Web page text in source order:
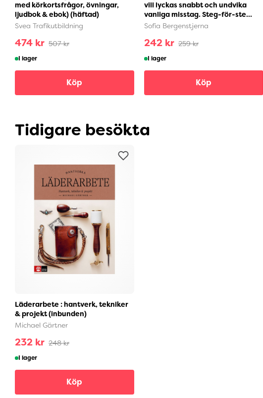
med körkortsfrågor, övningar,
ljudbok & ebok) (häftad)
Svea Trafikutbildning
474 kr 507 kr
I lager
Köp
vill lyckas snabbt och undvika
vanliga misstag. Steg-för-ste...
Sofia Bergenstjerna
242 kr 259 kr
I lager
Köp
Tidigare besökta
Läderarbete : hantverk, tekniker
& projekt (inbunden)
Michael Gärtner
232 kr 248 kr
I lager
Köp